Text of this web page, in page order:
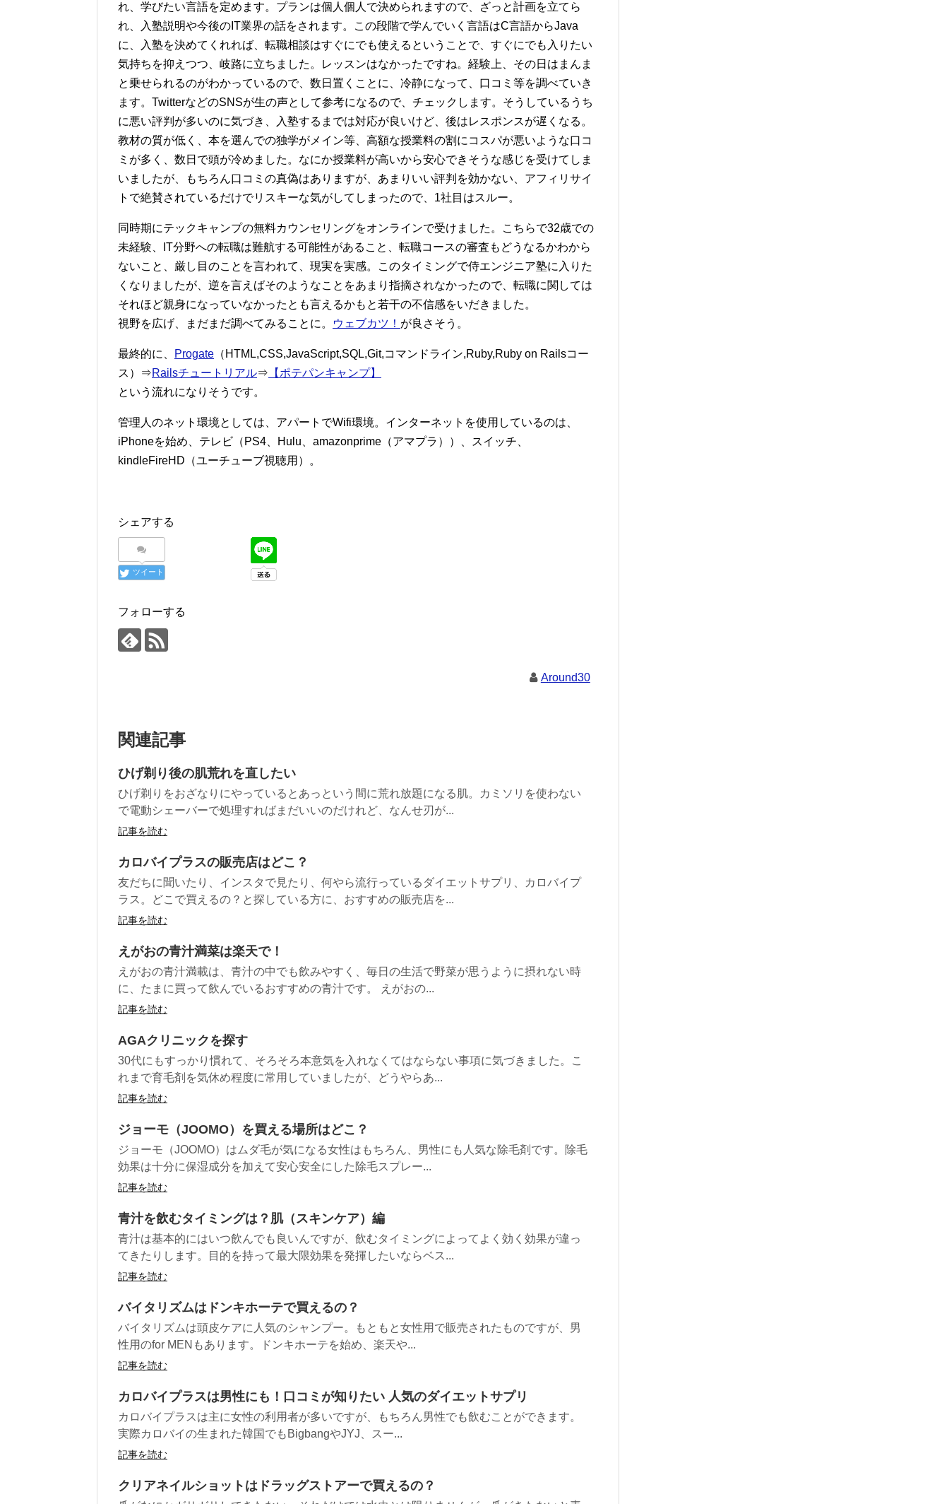
れ、学びたい言語を定めます。プランは個人個人で決められますので、ざっと計画を立てら
れ、入塾説明や今後のIT業界の話をされます。この段階で学んでいく言語はC言語からJava
に、入塾を決めてくれれば、転職相談はすぐにでも使えるということで、すぐにでも入りたい
気持ちを抑えつつ、岐路に立ちました。レッスンはなかったですね。経験上、その日はまんま
と乗せられるのがわかっているので、数日置くことに、冷静になって、口コミ等を調べていき
ます。TwitterなどのSNSが生の声として参考になるので、チェックします。そうしているうち
に悪い評判が多いのに気づき、入塾するまでは対応が良いけど、後はレスポンスが遅くなる。
教材の質が低く、本を選んでの独学がメイン等、高額な授業料の割にコスパが悪いような口コ
ミが多く、数日で頭が冷めました。なにか授業料が高いから安心できそうな感じを受けてしま
いましたが、もちろん口コミの真偽はありますが、あまりいい評判を効かない、アフィリサイ
トで絶賛されているだけでリスキーな気がしてしまったので、1社目はスルー。
同時期にテックキャンプの無料カウンセリングをオンラインで受けました。こちらで32歳での
未経験、IT分野への転職は難航する可能性があること、転職コースの審査もどうなるかわから
ないこと、厳し目のことを言われて、現実を実感。このタイミングで侍エンジニア塾に入りた
くなりましたが、逆を言えばそのようなことをあまり指摘されなかったので、転職に関しては
それほど親身になっていなかったとも言えるかもと若干の不信感をいだきました。
視野を広げ、まだまだ調べてみることに。
ウェブカツ！ が良さそう。
最終的に、 Progate （HTML,CSS,JavaScript,SQL,Git,コマンドライン,Ruby,Ruby on Railsコー
ス）⇒Railsチュートリアル⇒ 【ポテパンキャンプ】
という流れになりそうです。
管理人のネット環境としては、アパートでWifi環境。インターネットを使用しているのは、
iPhoneを始め、テレビ（PS4、Hulu、amazonprime（アマプラ））、スイッチ、
kindleFireHD（ユーチューブ視聴用）。
シェアする
ツイート
フォローする
Around30
関連記事
ひげ剃り後の肌荒れを直したい
ひげ剃りをおざなりにやっているとあっという間に荒れ放題になる肌。カミソリを使わない
で電動シェーバーで処理すればまだいいのだけれど、なんせ刃が...
記事を読む
カロバイプラスの販売店はどこ？
友だちに聞いたり、インスタで見たり、何やら流行っているダイエットサプリ、カロバイプ
ラス。どこで買えるの？と探している方に、おすすめの販売店を...
記事を読む
えがおの青汁満菜は楽天で！
えがおの青汁満載は、青汁の中でも飲みやすく、毎日の生活で野菜が思うように摂れない時
に、たまに買って飲んでいるおすすめの青汁です。 えがおの...
記事を読む
AGAクリニックを探す
30代にもすっかり慣れて、そろそろ本意気を入れなくてはならない事項に気づきました。こ
れまで育毛剤を気休め程度に常用していましたが、どうやらあ...
記事を読む
ジョーモ（JOOMO）を買える場所はどこ？
ジョーモ（JOOMO）はムダ毛が気になる女性はもちろん、男性にも人気な除毛剤です。除毛
効果は十分に保湿成分を加えて安心安全にした除毛スプレー...
記事を読む
青汁を飲むタイミングは？肌（スキンケア）編
青汁は基本的にはいつ飲んでも良いんですが、飲むタイミングによってよく効く効果が違っ
てきたりします。目的を持って最大限効果を発揮したいならベス...
記事を読む
バイタリズムはドンキホーテで買えるの？
バイタリズムは頭皮ケアに人気のシャンプー。もともと女性用で販売されたものですが、男
性用のfor MENもあります。ドンキホーテを始め、楽天や...
記事を読む
カロバイプラスは男性にも！口コミが知りたい 人気のダイエットサプリ
カロバイプラスは主に女性の利用者が多いですが、もちろん男性でも飲むことができます。
実際カロバイの生まれた韓国でもBigbangやJYJ、スー...
記事を読む
クリアネイルショットはドラッグストアーで買えるの？